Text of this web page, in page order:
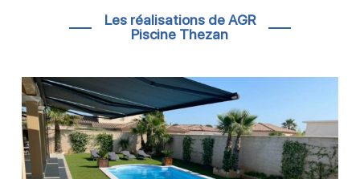
Les réalisations de AGR
Piscine Thezan